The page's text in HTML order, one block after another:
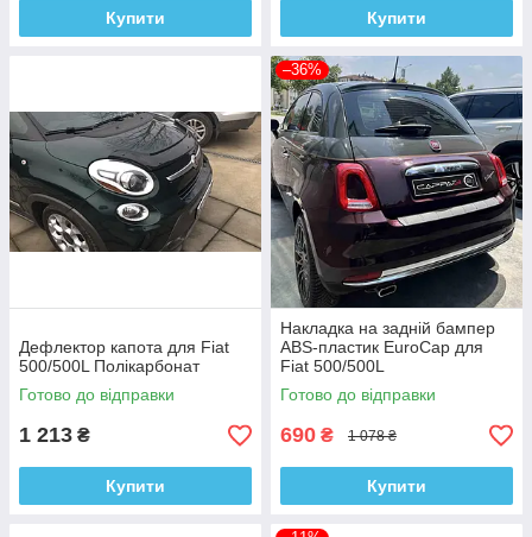
Купити Купити
Дефлектор капота для Fiat
500/500L Полікарбонат
Готово до відправки
1 213 ₴
Купити
–36%
Накладка на задній бампер
ABS-пластик EuroCap для
Fiat 500/500L
Готово до відправки
690 ₴ 1 078 ₴
Купити